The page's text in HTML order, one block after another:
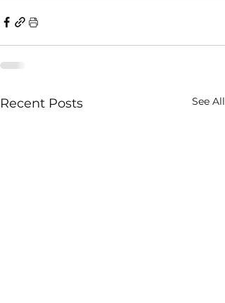
Recent Posts See All